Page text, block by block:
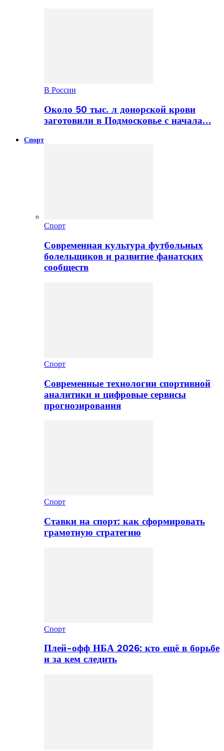
В России
Около 50 тыс. л донорской крови
заготовили в Подмосковье с начала…
Спорт
Спорт
Современная культура футбольных
болельщиков и развитие фанатских
сообществ
Спорт
Современные технологии спортивной
аналитики и цифровые сервисы
прогнозирования
Спорт
Ставки на спорт: как сформировать
грамотную стратегию
Спорт
Плей-офф НБА 2026: кто ещё в борьбе
и за кем следить